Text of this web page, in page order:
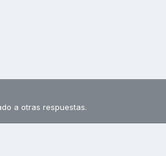
a otras respuestas.